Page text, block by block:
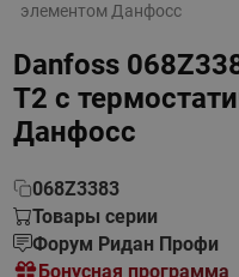
элементом Данфосс
Danfoss
T2 с
Данфосс
068Z3383
Товары серии
Форум Ридан Профи
Бонусная программа